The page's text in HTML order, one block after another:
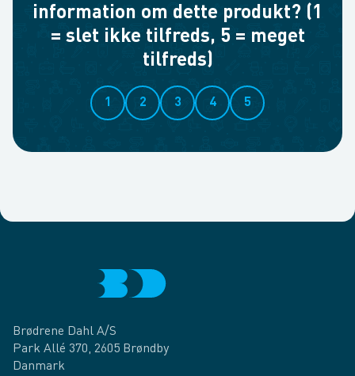
information om dette produkt? (1
= slet ikke tilfreds, 5 = meget
tilfreds)
1 2 3 4 5
Brødrene Dahl A/S
Park Allé 370, 2605 Brøndby
Danmark